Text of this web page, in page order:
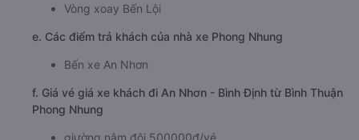
Vòng xoay Bến Lội
e. Các điểm trả khách của nhà xe Phong Nhung
Bến xe An Nhơn
f. Giá vé giá xe khách đi An Nhơn - Bình Định từ Bình Thuận
Phong Nhung
giường nằm đôi 500000đ/vé